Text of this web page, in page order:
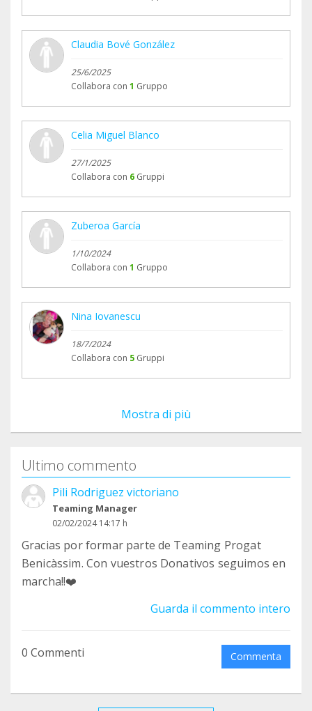
Claudia Bové González
25/6/2025
Collabora con 1 Gruppo
Celia Miguel Blanco
27/1/2025
Collabora con 6 Gruppi
Zuberoa García
1/10/2024
Collabora con 1 Gruppo
Nina Iovanescu
18/7/2024
Collabora con 5 Gruppi
Mostra di più
Ultimo commento
Pili Rodriguez victoriano
Teaming Manager
02/02/2024 14:17 h
Gracias por formar parte de Teaming Progat
Benicàssim. Con vuestros Donativos seguimos en
marcha!!❤️
Guarda il commento intero
0 Commenti Commenta